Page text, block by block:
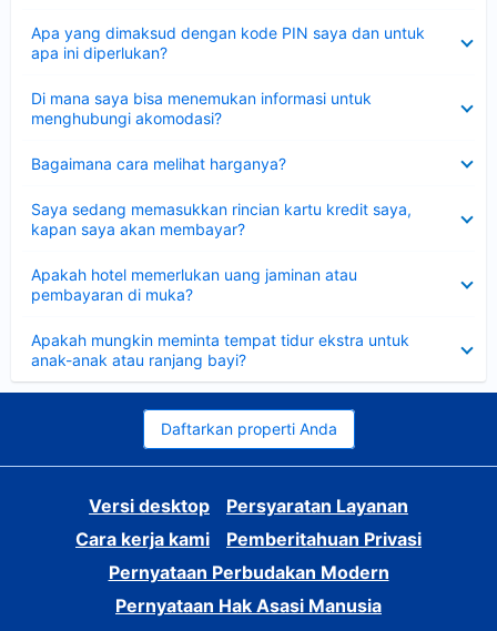
Apa yang dimaksud dengan kode PIN saya dan untuk
apa ini diperlukan?
Di mana saya bisa menemukan informasi untuk
menghubungi akomodasi?
Bagaimana cara melihat harganya?
Saya sedang memasukkan rincian kartu kredit saya,
kapan saya akan membayar?
Apakah hotel memerlukan uang jaminan atau
pembayaran di muka?
Apakah mungkin meminta tempat tidur ekstra untuk
anak-anak atau ranjang bayi?
Daftarkan properti Anda
Versi desktop
Persyaratan Layanan
Cara kerja kami
Pemberitahuan Privasi
Pernyataan Perbudakan Modern
Pernyataan Hak Asasi Manusia